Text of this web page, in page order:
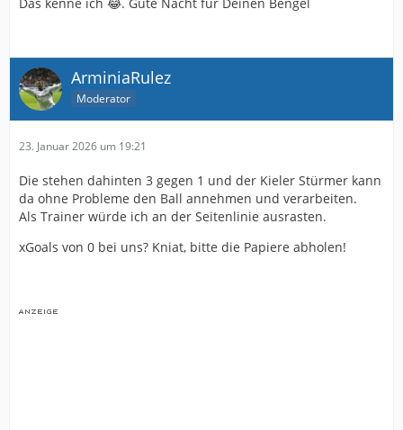
ArminiaRulez
Moderator
23. Januar 2026 um 19:21
Die stehen dahinten 3 gegen 1 und der Kieler Stürmer kann
da ohne Probleme den Ball annehmen und verarbeiten.
Als Trainer würde ich an der Seitenlinie ausrasten.
xGoals von 0 bei uns? Kniat, bitte die Papiere abholen!